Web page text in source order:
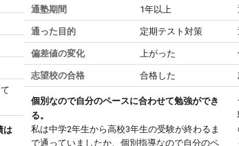
は
通塾期間 1年以上
通った目的 定期テスト対策
偏差値の変化 上がった
志望校の合格 合格した
個別なので自分のペースに合わせて勉強ができ
る。
私は中学2年生から高校3年生の受験が終わるま
で通っていましたか、個別指導なので自分のペ